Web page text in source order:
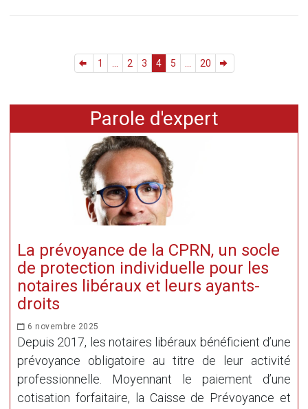
1 ... 2 3 4 5 ... 20
Parole d'expert
La prévoyance de la CPRN, un socle
de protection individuelle pour les
notaires libéraux et leurs ayants-
droits
6 novembre 2025
Depuis 2017, les notaires libéraux bénéficient d’une
prévoyance obligatoire au titre de leur activité
professionnelle. Moyennant le paiement d’une
cotisation forfaitaire, la Caisse de Prévoyance et